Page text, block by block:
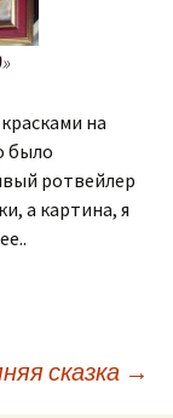
на
было
ротвейлер
а картина, я
сказка →